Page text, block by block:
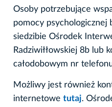
Osoby potrzebujące
pomocy psychologicznej
siedzibie Ośrodek
Radziwiłłowskiej 8b lub
całodobowym nr
Możliwy jest również
internetowe tutaj.